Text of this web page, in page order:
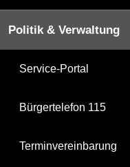
Politik & Verwaltung
Service-Portal
Bürgertelefon 115
Terminvereinbarung